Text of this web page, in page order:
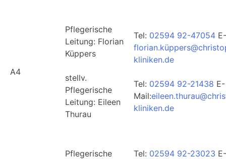
A4
Pflegerische
Leitung: Florian
Küppers
stellv.
Pflegerische
Leitung: Eileen
Thurau
Tel: 02594 92-47054
kliniken.de
Tel: 02594 92-21438 E-
Mail:
kliniken.de
Pflegerische
Tel: 02594 92-23023